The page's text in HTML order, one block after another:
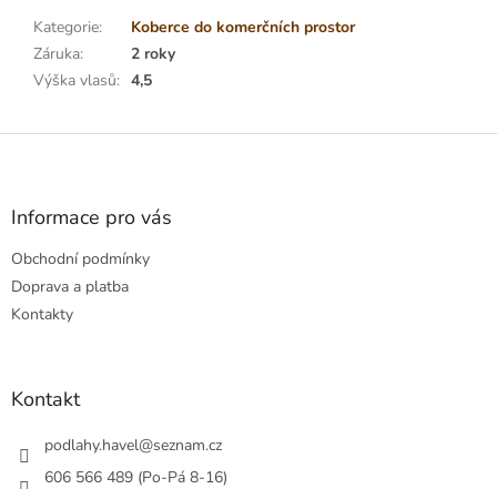
Kategorie:
Koberce do komerčních prostor
Záruka:
2 roky
Výška vlasů: 4,5
Z
Informace pro vás
Obchodní podmínky
Doprava a platba
Kontakty
Kontakt
podlahy.havel@seznam.cz
606 566 489 (Po-Pá 8-16)